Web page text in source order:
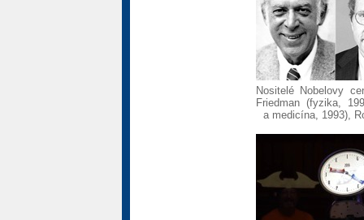
Nositelé Nobelovy
Friedman (fyzika,
a medicína, 1993),